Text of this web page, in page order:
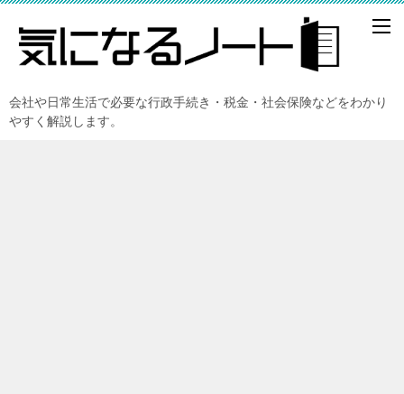
会社や日常生活で必要な行政手続き・税金・社会保険などをわかり
やすく解説します。